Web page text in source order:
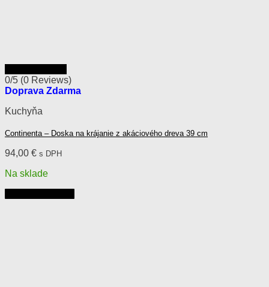
0/5 (0 Reviews)
Doprava Zdarma
Kuchyňa
Continenta – Doska na krájanie z akáciového dreva 39 cm
94,00 € s DPH
Na sklade